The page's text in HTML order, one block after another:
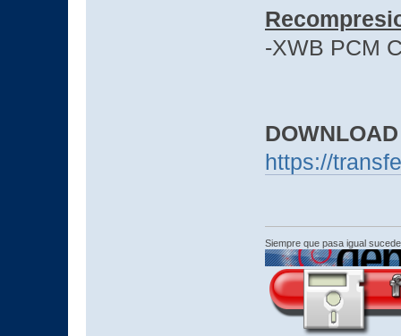
-XWB PCM
DOWNLOAD
https://
Siempre que pasa igual